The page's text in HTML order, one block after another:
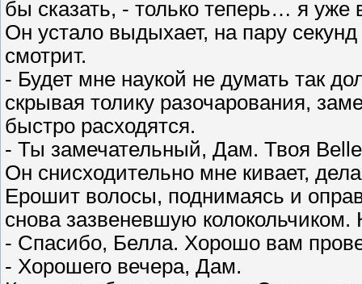
бы сказать, - только теперь… я уже
Он устало выдыхает, на пару
смотрит.
- Будет мне наукой не думать так
скрывая толику разочарования,
быстро расходятся.
- Ты замечательный, Дам. Твоя
Он снисходительно мне кивает,
Ерошит волосы, поднимаясь и
снова зазвеневшую
- Спасибо, Белла. Хорошо вам
- Хорошего вечера, Дам.